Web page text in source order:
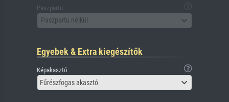
Paszpartu
Paszpartu nélkül
Egyebek & Extra kiegészítők
Képakasztó
Fűrészfogas akasztó